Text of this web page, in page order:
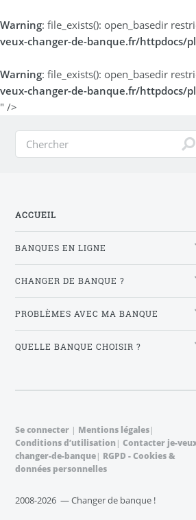
Warning: file_exists(): open_basedir
veux-changer-de-banque.fr/httpdocs/
Warning: file_exists(): open_basedir
veux-changer-de-banque.fr/httpdocs/
" />
ACCUEIL
BANQUES EN LIGNE
CHANGER DE BANQUE ?
PROBLÈMES AVEC MA BANQUE
QUELLE BANQUE CHOISIR ?
Se connecter | Mentions légales|
Conditions d’utilisation| Contacter je-
changer-de-banque| RGPD - Cookies &
données personnelles
2008-2026 — Changer de banque !